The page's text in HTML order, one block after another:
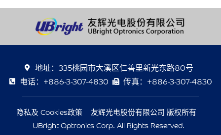
地址：335桃园市大溪区仁善里新光东路80号
电话：+886-3-307-4830
传真：+886-3-307-4830
隐私及 Cookies政策
友辉光电股份有限公司 版权所有
UBright Optronics Corp. All Rights Reserved.